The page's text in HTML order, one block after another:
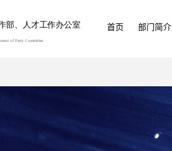
首页 部门简介